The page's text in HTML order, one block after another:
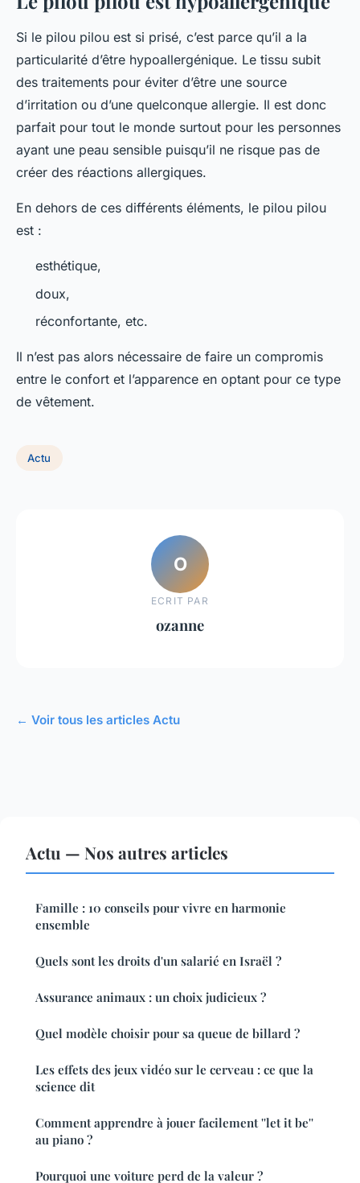
Si le pilou pilou est si prisé, c’est parce qu’il a la
particularité d’être hypoallergénique. Le tissu subit
des traitements pour éviter d’être une source
d’irritation ou d’une quelconque allergie. Il est donc
parfait pour tout le monde surtout pour les personnes
ayant une peau sensible puisqu’il ne risque pas de
créer des réactions allergiques.
En dehors de ces différents éléments, le pilou pilou
est :
esthétique,
doux,
réconfortante, etc.
Il n’est pas alors nécessaire de faire un compromis
entre le confort et l’apparence en optant pour ce type
de vêtement.
Actu
O
ECRIT PAR
ozanne
← Voir tous les articles Actu
Actu — Nos autres articles
Famille : 10 conseils pour vivre en harmonie
ensemble
Quels sont les droits d'un salarié en Israël ?
Assurance animaux : un choix judicieux ?
Quel modèle choisir pour sa queue de billard ?
Les effets des jeux vidéo sur le cerveau : ce que la
science dit
Comment apprendre à jouer facilement ''let it be''
au piano ?
Pourquoi une voiture perd de la valeur ?